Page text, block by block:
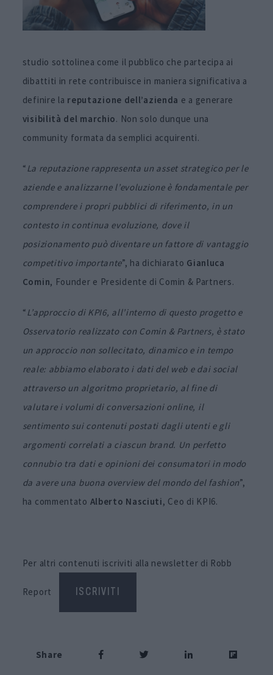
studio sottolinea come il pubblico che partecipa ai
dibattiti in rete contribuisce in maniera significativa a
definire la reputazione dell’azienda e a generare
visibilità del marchio. Non solo dunque una
community formata da semplici acquirenti.
“La reputazione rappresenta un asset strategico per le
aziende e analizzarne l’evoluzione è fondamentale per
comprendere i propri pubblici di riferimento, in un
contesto in continua evoluzione, dove il
posizionamento può diventare un fattore di vantaggio
competitivo importante”, ha dichiarato Gianluca
Comin, Founder e Presidente di Comin & Partners.
“L’approccio di KPI6, all’interno di questo progetto e
Osservatorio realizzato con Comin & Partners, è stato
un approccio non sollecitato, dinamico e in tempo
reale: abbiamo elaborato i dati del web e dai social
attraverso un algoritmo proprietario, al fine di
valutare i volumi di conversazioni online, il
sentimento sui contenuti postati dagli utenti e gli
argomenti correlati a ciascun brand. Un perfetto
connubio tra dati e opinioni dei consumatori in modo
da avere una buona overview del mondo del fashion”,
ha commentato Alberto Nasciuti, Ceo di KPI6.
Per altri contenuti iscriviti alla newsletter di Robb
Report ISCRIVITI
Share